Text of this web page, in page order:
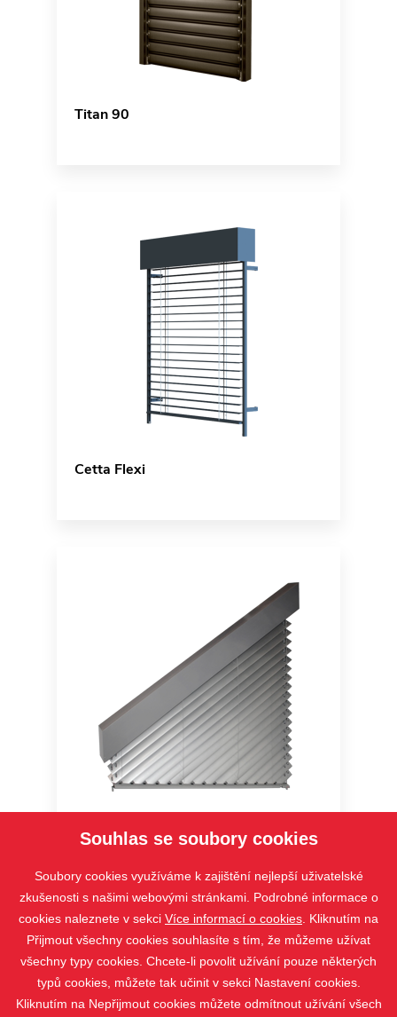
Titan 90
Cetta Flexi
Souhlas se soubory cookies
Soubory cookies využíváme k zajištění nejlepší uživatelské
zkušenosti s našimi webovými stránkami. Podrobné informace o
cookies naleznete v sekci Více informací o cookies . Kliknutím na
Přijmout všechny cookies souhlasíte s tím, že můžeme užívat
všechny typy cookies. Chcete-li povolit užívání pouze některých
typů cookies, můžete tak učinit v sekci Nastavení cookies.
Kliknutím na Nepřijmout cookies můžete odmítnout užívání všech